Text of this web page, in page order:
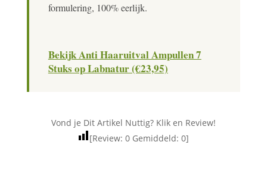
formulering, 100% eerlijk.
Bekijk Anti Haaruitval Ampullen 7
Stuks op Labnatur (€23,95)
Vond je Dit Artikel Nuttig? Klik en Review!
[Review:0 Gemiddeld:0]